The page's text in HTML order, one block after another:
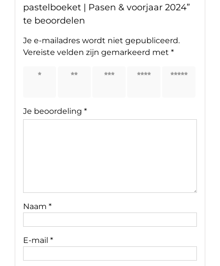
pastelboeket | Pasen & voorjaar 2024”
te beoordelen
Je e-mailadres wordt niet gepubliceerd.
Vereiste velden zijn gemarkeerd met *
1 van
2 van
3 van
4 van
5 van
Je beoordeling *
Naam *
E-mail *